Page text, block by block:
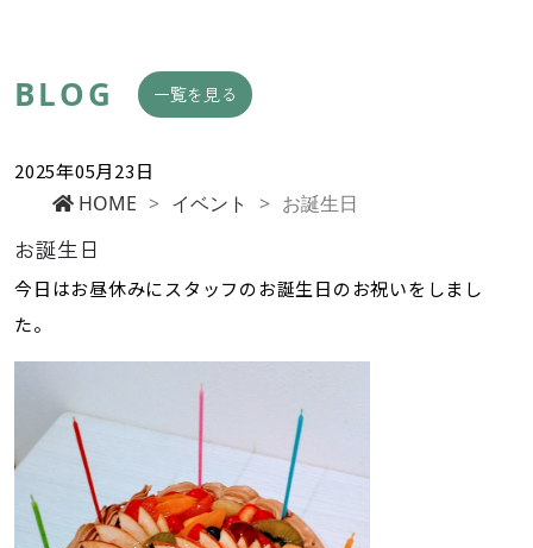
BLOG 一覧を見る
2025年05月23日
HOME > イベント > お誕生日
お誕生日
今日はお昼休みにスタッフのお誕生日のお祝いをしまし
た。